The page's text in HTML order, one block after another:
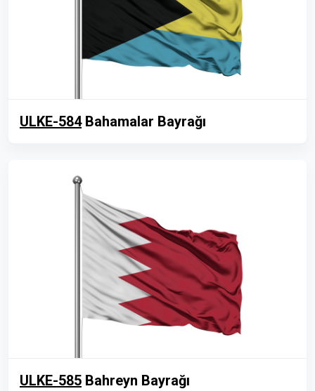
ULKE-584Bahamalar Bayrağı
ULKE-585 Bahreyn Bayrağı